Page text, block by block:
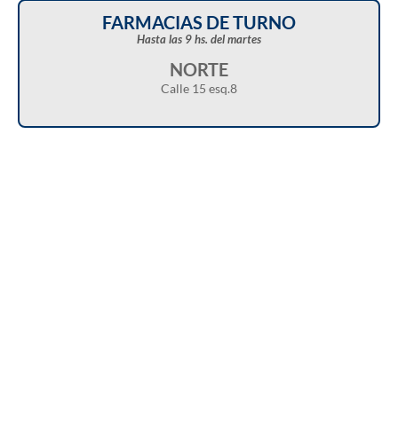
FARMACIAS DE TURNO
Hasta las 9 hs. del martes
NORTE
Calle 15 esq.8